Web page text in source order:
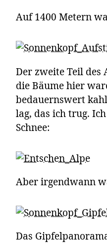
Auf 1400 Metern
Der zweite Teil
die Bäume hier
bedauernswert
lag, das ich trug.
Schnee:
Aber irgendwann
Das